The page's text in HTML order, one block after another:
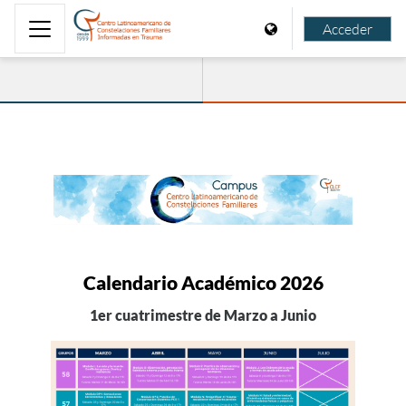
Salta al contenido principal
Panel lateral
Acceder
Calendario Académico 2026
1er cuatrimestre de Marzo a Junio